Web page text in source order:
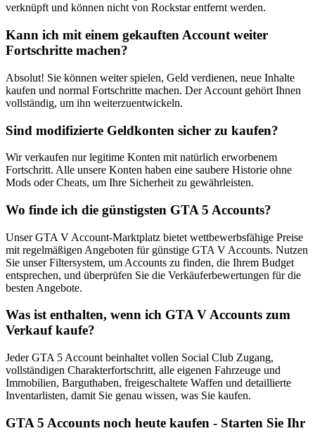
verknüpft und können nicht von Rockstar entfernt werden.
Kann ich mit einem gekauften Account weiter
Fortschritte machen?
Absolut! Sie können weiter spielen, Geld verdienen, neue Inhalte
kaufen und normal Fortschritte machen. Der Account gehört Ihnen
vollständig, um ihn weiterzuentwickeln.
Sind modifizierte Geldkonten sicher zu kaufen?
Wir verkaufen nur legitime Konten mit natürlich erworbenem
Fortschritt. Alle unsere Konten haben eine saubere Historie ohne
Mods oder Cheats, um Ihre Sicherheit zu gewährleisten.
Wo finde ich die günstigsten GTA 5 Accounts?
Unser GTA V Account-Marktplatz bietet wettbewerbsfähige Preise
mit regelmäßigen Angeboten für günstige GTA V Accounts. Nutzen
Sie unser Filtersystem, um Accounts zu finden, die Ihrem Budget
entsprechen, und überprüfen Sie die Verkäuferbewertungen für die
besten Angebote.
Was ist enthalten, wenn ich GTA V Accounts zum
Verkauf kaufe?
Jeder GTA 5 Account beinhaltet vollen Social Club Zugang,
vollständigen Charakterfortschritt, alle eigenen Fahrzeuge und
Immobilien, Barguthaben, freigeschaltete Waffen und detaillierte
Inventarlisten, damit Sie genau wissen, was Sie kaufen.
GTA 5 Accounts noch heute kaufen - Starten Sie Ihr